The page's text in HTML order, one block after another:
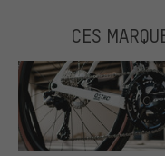
CES